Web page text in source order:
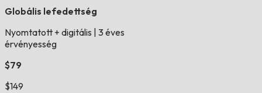
Globális lefedettség
Nyomtatott + digitális 3 éves
érvényesség
$79
$149